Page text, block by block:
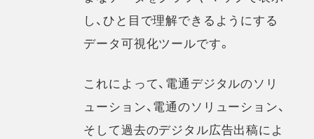
し、ひと目で理解できるようにする
データ可視化ツールです。
これによって、電通デジタルのソリ
ューション、電通のソリューション、
そして過去のデジタル広告出稿によ